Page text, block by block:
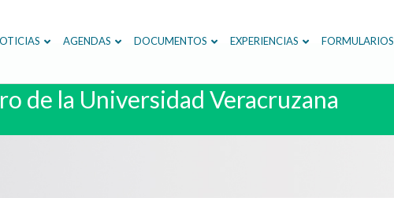
AGENDAS DOCUMENTOS EXPERIENCIAS FORMULARIOS
de la Universidad Veracruzana